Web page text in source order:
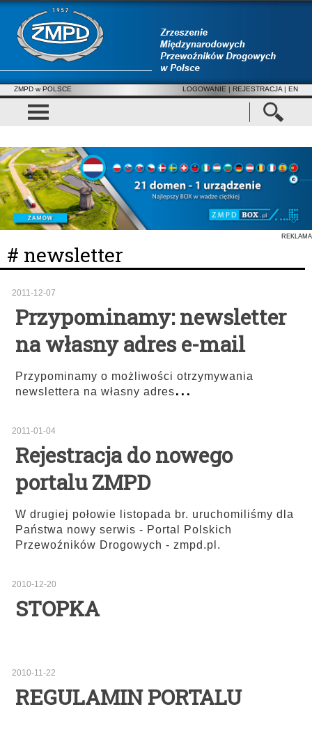
ZMPD w POLSCE LOGOWANIE | REJESTRACJA | EN
REKLAMA
# newsletter
2011-12-07
Przypominamy: newsletter
na własny adres e-mail
Przypominamy o możliwości otrzymywania
newslettera na własny adres...
2011-01-04
Rejestracja do nowego
portalu ZMPD
W drugiej połowie listopada br. uruchomiliśmy dla
Państwa nowy serwis - Portal Polskich
Przewoźników Drogowych - zmpd.pl.
2010-12-20
STOPKA
2010-11-22
REGULAMIN PORTALU